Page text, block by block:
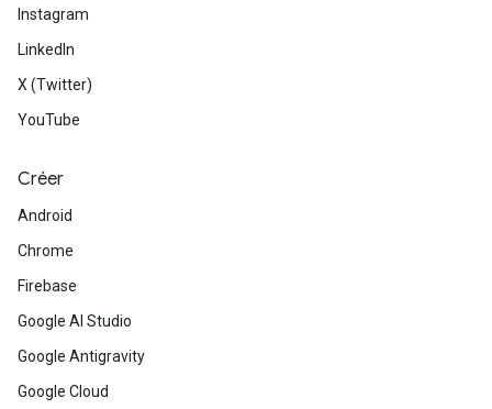
Instagram
LinkedIn
X (Twitter)
YouTube
Créer
Android
Chrome
Firebase
Google AI Studio
Google Antigravity
Google Cloud